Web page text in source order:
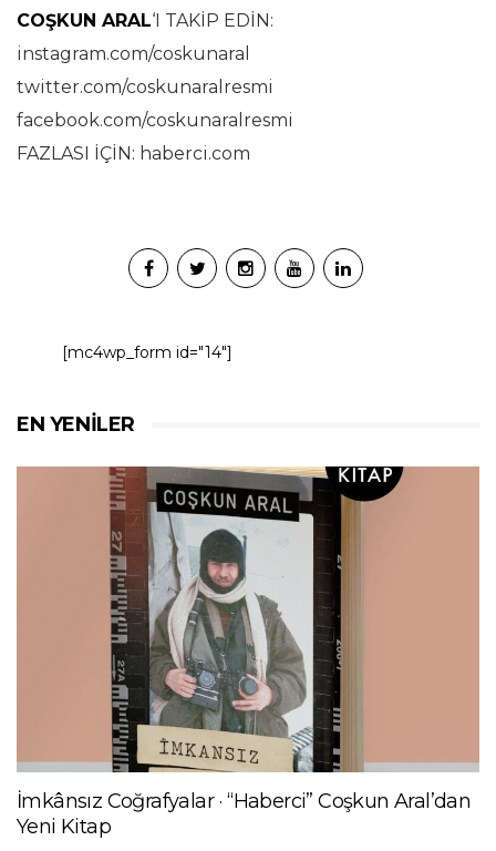
COŞKUN ARAL‘I TAKİP EDİN:
instagram.com/coskunaral
twitter.com/coskunaralresmi
facebook.com/coskunaralresmi
FAZLASI İÇİN: haberci.com
[mc4wp_form id="14"]
EN YENILER
İmkânsız Coğrafyalar · “Haberci” Coşkun Aral’dan
Yeni Kitap